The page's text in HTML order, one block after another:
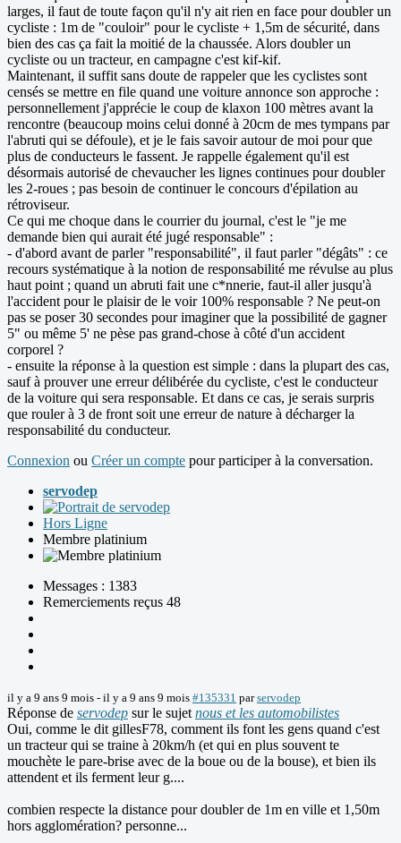
larges, il faut de toute façon qu'il n'y ait rien en face pour doubler un
cycliste : 1m de "couloir" pour le cycliste + 1,5m de sécurité, dans
bien des cas ça fait la moitié de la chaussée. Alors doubler un
cycliste ou un tracteur, en campagne c'est kif-kif.
Maintenant, il suffit sans doute de rappeler que les cyclistes sont
censés se mettre en file quand une voiture annonce son approche :
personnellement j'apprécie le coup de klaxon 100 mètres avant la
rencontre (beaucoup moins celui donné à 20cm de mes tympans par
l'abruti qui se défoule), et je le fais savoir autour de moi pour que
plus de conducteurs le fassent. Je rappelle également qu'il est
désormais autorisé de chevaucher les lignes continues pour doubler
les 2-roues ; pas besoin de continuer le concours d'épilation au
rétroviseur.
Ce qui me choque dans le courrier du journal, c'est le "je me
demande bien qui aurait été jugé responsable" :
- d'abord avant de parler "responsabilité", il faut parler "dégâts" : ce
recours systématique à la notion de responsabilité me révulse au plus
haut point ; quand un abruti fait une c*nnerie, faut-il aller jusqu'à
l'accident pour le plaisir de le voir 100% responsable ? Ne peut-on
pas se poser 30 secondes pour imaginer que la possibilité de gagner
5" ou même 5' ne pèse pas grand-chose à côté d'un accident
corporel ?
- ensuite la réponse à la question est simple : dans la plupart des cas,
sauf à prouver une erreur délibérée du cycliste, c'est le conducteur
de la voiture qui sera responsable. Et dans ce cas, je serais surpris
que rouler à 3 de front soit une erreur de nature à décharger la
responsabilité du conducteur.
Connexion ou Créer un compte pour participer à la conversation.
servodep
Hors Ligne
Membre platinium
Messages : 1383
Remerciements reçus 48
il y a 9 ans 9 mois - il y a 9 ans 9 mois #135331 parservodep
Réponse de servodep sur le sujet nous et les automobilistes
Oui, comme le dit gillesF78, comment ils font les gens quand c'est
un tracteur qui se traine à 20km/h (et qui en plus souvent te
mouchète le pare-brise avec de la boue ou de la bouse), et bien ils
attendent et ils ferment leur g....
combien respecte la distance pour doubler de 1m en ville et 1,50m
hors agglomération? personne...